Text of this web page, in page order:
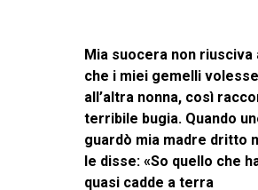
Mia suocera non
che i miei gemelli
all’altra nonna, così
terribile bugia. Quando
guardò mia madre dritto
le disse: «So quello che
quasi cadde a terra